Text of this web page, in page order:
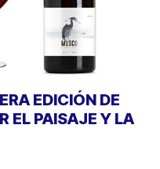
EDICIÓN DE
EL PAISAJE Y LA